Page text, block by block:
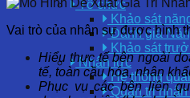
Tổ chức
Khảo sát
Đánh giá
Khảo sát
Nhân lực
Hệ thống
Quản trị nhân
Vai trò của nhân sự được hình
Hiểu thực tế bên ngoài
tế, toàn cầu hóa, nhân
Phục vụ các bên liên